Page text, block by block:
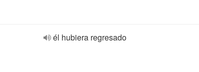
él hubiera regresado